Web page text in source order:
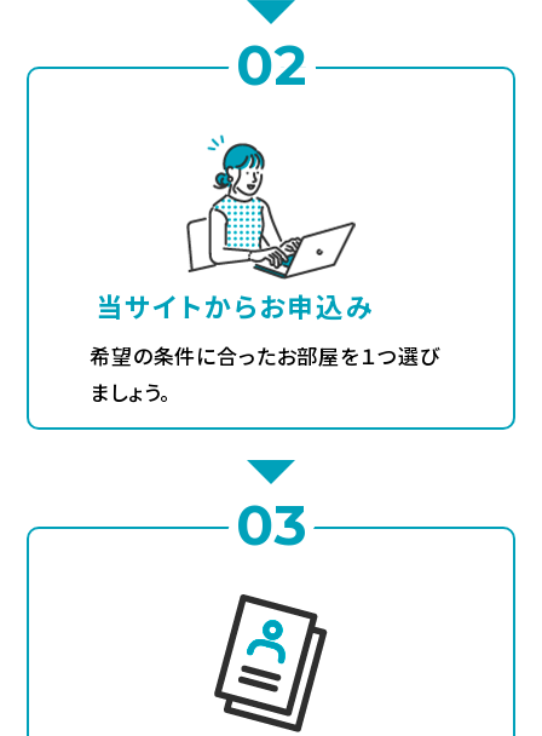
SETTLE GROUP
セトル伊都 セトル鞍手
02
当サイトからお申込み
希望の条件に合ったお部屋を１つ選び
ましょう。
03